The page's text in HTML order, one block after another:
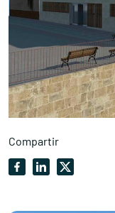
Compartir